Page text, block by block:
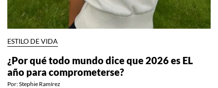
ESTILO DE VIDA
¿Por qué todo mundo dice que 2026 es EL
año para comprometerse?
Por:Stephie Ramírez